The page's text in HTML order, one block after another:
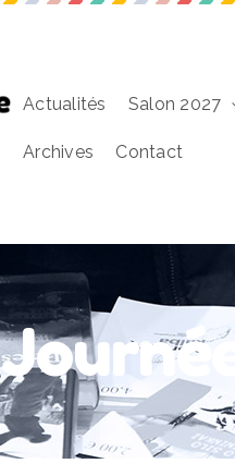
Actualités Salon 2027
Archives Contact